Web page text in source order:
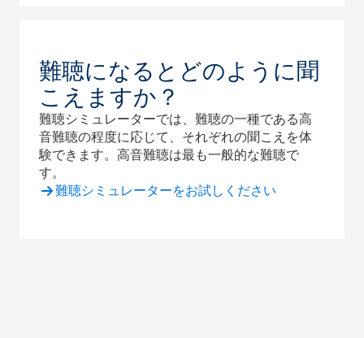
難聴になるとどのように聞
こえますか？
難聴シミュレーターでは、難聴の一種である高
音難聴の程度に応じて、それぞれの聞こえを体
験できます。高音難聴は最も一般的な難聴で
す。
難聴シミュレーターをお試しください